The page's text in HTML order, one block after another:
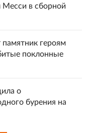
Месси в сборной
героям
поклонные
о
бурения на